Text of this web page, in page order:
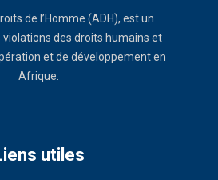
de l’Homme (ADH), est un
des droits humains et
et de développement en
Afrique.
utiles